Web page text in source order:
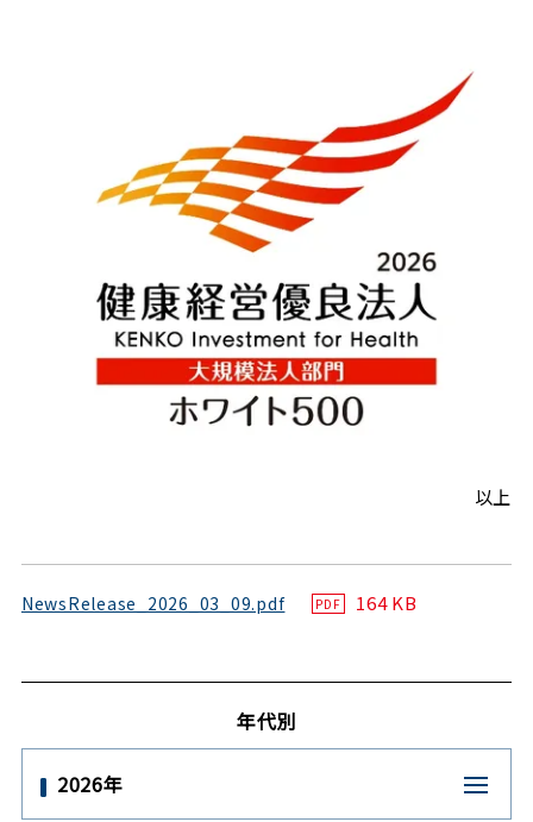
以上
NewsRelease_2026_03_09.pdf PDF 164 KB
年代別
2026年